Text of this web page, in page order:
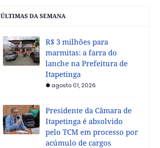
ÚLTIMAS DA SEMANA
R$ 3 milhões para
marmitas: a farra do
lanche na Prefeitura de
Itapetinga
agosto 01, 2026
Presidente da Câmara de
Itapetinga é absolvido
pelo TCM em processo por
acúmulo de cargos